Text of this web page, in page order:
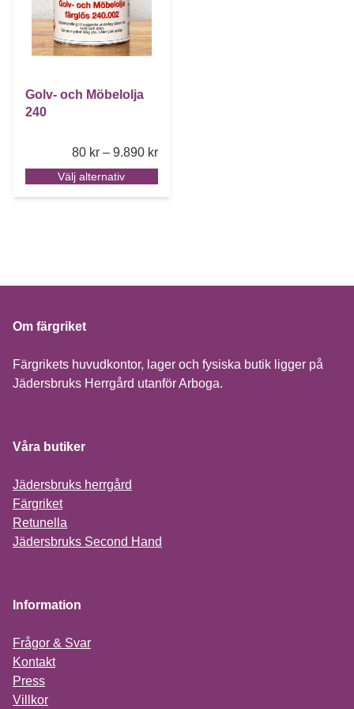
Golv- och Möbelolja
240
80 kr – 9.890 krPrice range: 80 kr through 9.890 kr
Välj alternativ
Om färgriket
Färgrikets huvudkontor, lager och fysiska butik ligger på
Jädersbruks Herrgård utanför Arboga.
Våra butiker
Jädersbruks herrgård
Färgriket
Retunella
Jädersbruks Second Hand
Information
Frågor & Svar
Kontakt
Press
Villkor